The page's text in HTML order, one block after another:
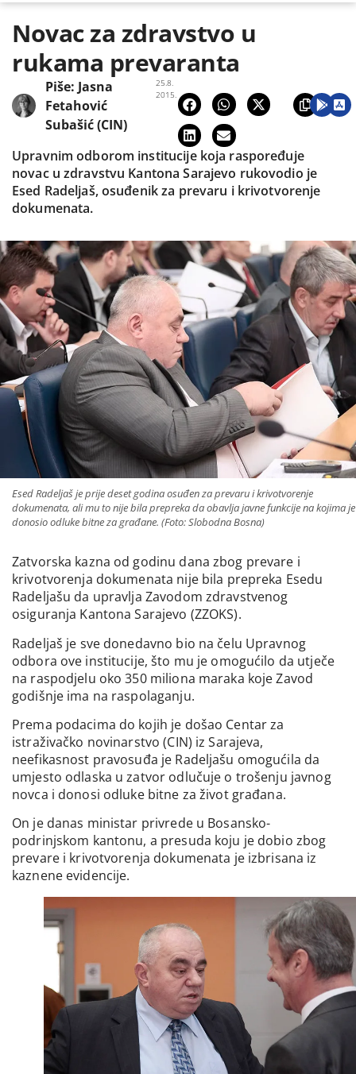
Novac za zdravstvo u
rukama prevaranta
25.8.
2015.
Piše: Jasna
Fetahović
Subašić (CIN)
Upravnim odborom institucije koja raspoređuje
novac u zdravstvu Kantona Sarajevo rukovodio je
Esed Radeljaš, osuđenik za prevaru i krivotvorenje
dokumenata.
Esed Radeljaš je prije deset godina osuđen za prevaru i krivotvorenje
dokumenata, ali mu to nije bila prepreka da obavlja javne funkcije na kojima je
donosio odluke bitne za građane. (Foto: Slobodna Bosna)
Zatvorska kazna od godinu dana zbog prevare i
krivotvorenja dokumenata nije bila prepreka Esedu
Radeljašu da upravlja Zavodom zdravstvenog
osiguranja Kantona Sarajevo (ZZOKS).
Radeljaš je sve donedavno bio na čelu Upravnog
odbora ove institucije, što mu je omogućilo da utječe
na raspodjelu oko 350 miliona maraka koje Zavod
godišnje ima na raspolaganju.
Prema podacima do kojih je došao Centar za
istraživačko novinarstvo (CIN) iz Sarajeva,
neefikasnost pravosuđa je Radeljašu omogućila da
umjesto odlaska u zatvor odlučuje o trošenju javnog
novca i donosi odluke bitne za život građana.
On je danas ministar privrede u Bosansko-
podrinjskom kantonu, a presuda koju je dobio zbog
prevare i krivotvorenja dokumenata je izbrisana iz
kaznene evidencije.